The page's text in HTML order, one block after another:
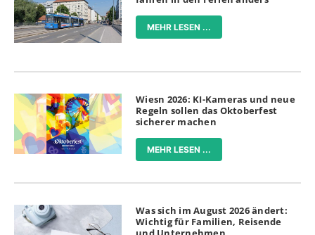
MEHR LESEN ...
Wiesn 2026: KI-Kameras und neue
Regeln sollen das Oktoberfest
sicherer machen
MEHR LESEN ...
Was sich im August 2026 ändert:
Wichtig für Familien, Reisende